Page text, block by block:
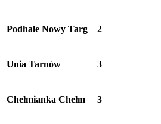
Podhale Nowy Targ 2
Unia Tarnów 3
Chełmianka Chełm 3